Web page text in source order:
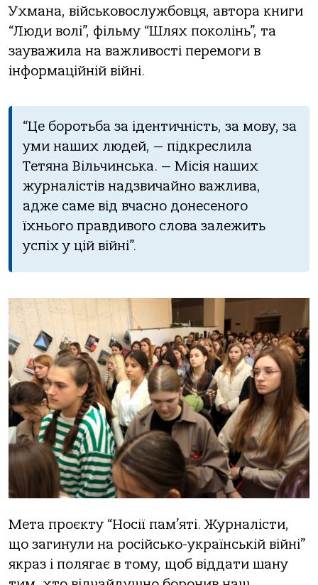
Ухмана, військовослужбовця, автора книги
“Люди волі”, фільму “Шлях поколінь”, та
зауважила на важливості перемоги в
інформаційній війні.
“Це боротьба за ідентичність, за мову, за
уми наших людей, — підкреслила
Тетяна Вільчинська. — Місія наших
журналістів надзвичайно важлива,
адже саме від вчасно донесеного
їхнього правдивого слова залежить
успіх у цій війні”.
Мета проєкту “Носії пам’яті. Журналісти,
що загинули на російсько-українській війні”
якраз і полягає в тому, щоб віддати шану